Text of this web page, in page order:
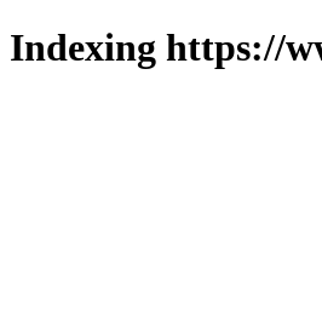
Indexing https://